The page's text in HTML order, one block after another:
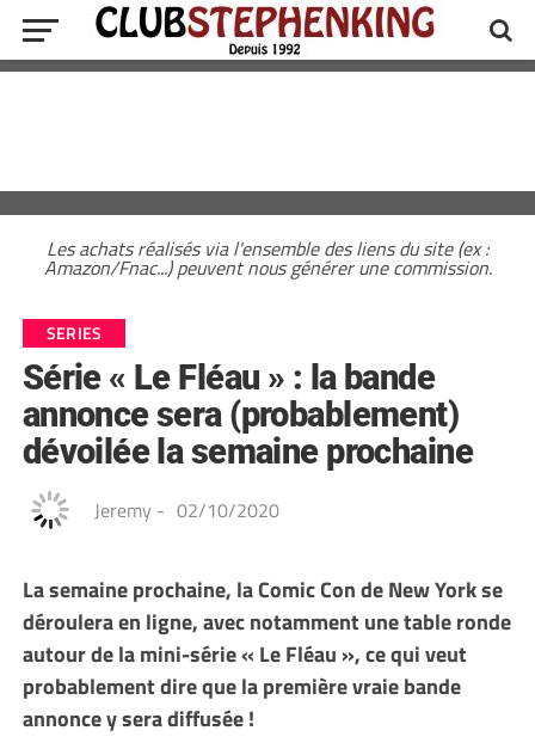
Les achats réalisés via l'ensemble des liens du site (ex :
Amazon/Fnac...) peuvent nous générer une commission.
SERIES
Série « Le Fléau » : la bande
annonce sera (probablement)
dévoilée la semaine prochaine
Jeremy - 02/10/2020
La semaine prochaine, la Comic Con de New York se
déroulera en ligne, avec notamment une table ronde
autour de la mini-série « Le Fléau », ce qui veut
probablement dire que la première vraie bande
annonce y sera diffusée !